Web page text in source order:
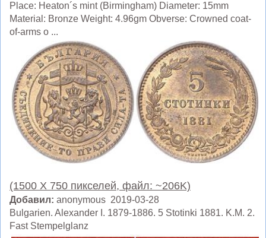
Place: Heaton´s mint (Birmingham) Diameter: 15mm
Material: Bronze Weight: 4.96gm Obverse: Crowned coat-
of-arms o ...
(1500 X 750 пикселей, файл: ~206K)
Добавил: anonymous 2019-03-28
Bulgarien. Alexander I. 1879-1886. 5 Stotinki 1881. K.M. 2.
Fast Stempelglanz